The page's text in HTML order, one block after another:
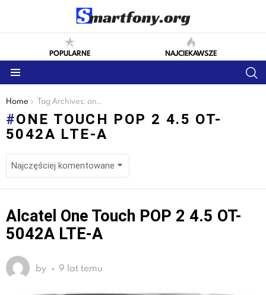
POPULARNE NAJCIEKAWSZE
You are here:
Home Tag Archives: one touch pop 2 4.5 ot-5042a lte-a
ONE TOUCH POP 2 4.5 OT-
5042A LTE-A
LATEST
STORIES
Alcatel One Touch POP 2 4.5 OT-
5042A LTE-A
by 9 lat temu